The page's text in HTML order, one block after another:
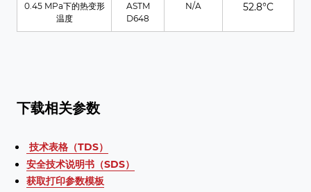
0.45 MPa下的热变形
温度
ASTM
D648
N/A 52.8°C
下载相关参数
技术表格（TDS）
安全技术说明书（SDS）
获取打印参数模板